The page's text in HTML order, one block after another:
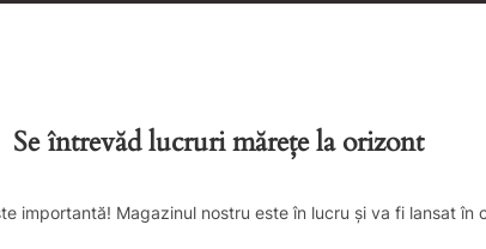
Se întrevăd lucruri mărețe la orizont
importantă! Magazinul nostru este în lucru și va fi lansat în